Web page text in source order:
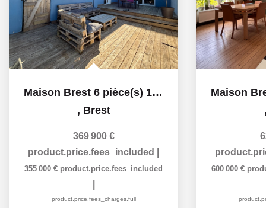
Maison Brest 6 pièce(s) 159.43 m2
, Brest
369 900 €
product.price.fees_included
355 000 € product.price.fees_included
product.price.fees_charges.full
600 000 €